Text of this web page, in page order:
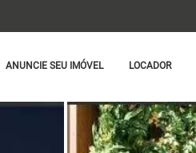
ANUNCIE SEU IMÓVEL LOCADOR